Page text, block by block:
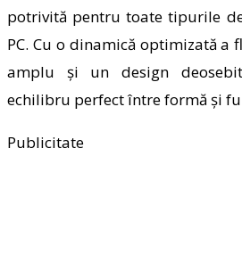
potrivită pentru toate tipurile
PC. Cu o dinamică optimizată a
amplu și un design
echilibru perfect între formă și
Publicitate